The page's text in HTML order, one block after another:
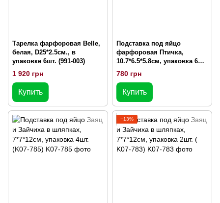
Тарелка фарфоровая Belle,
белая, D25*2.5см., в
упаковке 6шт. (991-003)
1 920 грн
Купить
Подставка под яйцо
фарфоровая Птичка,
10.7*6.5*5.8см, упаковка 6шт.
(495-528)
780 грн
Купить
−13%